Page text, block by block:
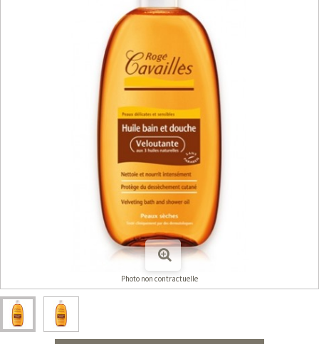
Photo non contractuelle